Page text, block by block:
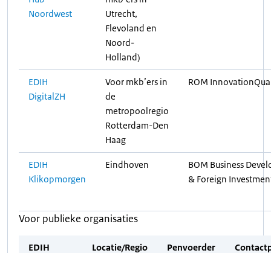
Noordwest
Utrecht,
Flevoland en
Noord-
Holland)
EDIH
DigitalZH
Voor mkb’ers in
de
metropoolregio
Rotterdam-Den
Haag
ROM
EDIH
Klikopmorgen
Eindhoven
BOM Business
& Foreign
Voor publieke organisaties
EDIH Locatie/Regio Penvoerder